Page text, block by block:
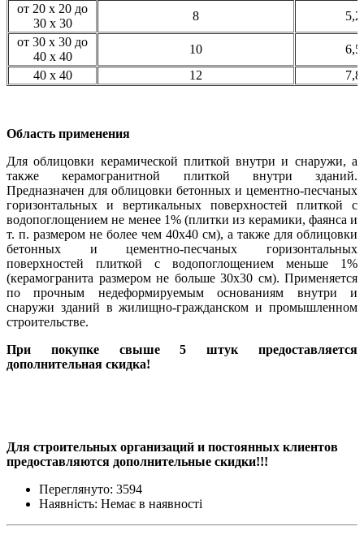
от 20 х 20 до
30 х 30
8
5,2
от 30 х 30 до
40 х 40
10
6,5
40 х 40
12 7,8
Область применения
Для облицовки керамической плиткой внутри и снаружи, а
также керамогранитной плиткой внутри зданий.
Предназначен для облицовки бетонных и цементно-песчаных
горизонтальных и вертикальных поверхностей плиткой с
водопоглощением не менее 1% (плитки из керамики, фаянса и
т. п. размером не более чем 40х40 см), а также для облицовки
бетонных и цементно-песчаных горизонтальных
поверхностей плиткой с водопоглощением меньше 1%
(керамогранита размером не больше 30x30 см). Применяется
по прочным недеформируемым основаниям внутри и
снаружи зданий в жилищно-гражданском и промышленном
строительстве.
При покупке свыше 5 штук предоставляется
дополнительная скидка!
Для строительных организаций и постоянных клиентов
предоставляются дополнительные скидки!!!
Переглянуто: 3594
Наявність: Немає в наявності